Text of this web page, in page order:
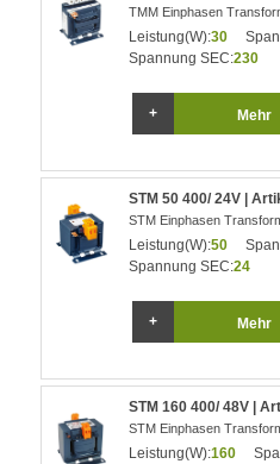
TMM Einphasen
Leistung(W):30
Spannung SEC:230
Mehr
STM 50 400/ 24V |
STM Einphasen
Leistung(W):50
Spannung SEC:24
Mehr
STM 160 400/ 48V |
STM Einphasen
Leistung(W):160